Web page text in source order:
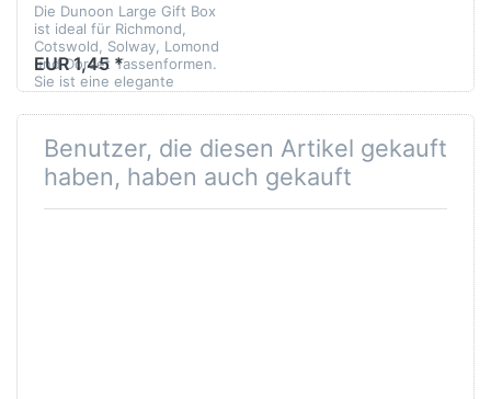
Die Dunoon Large Gift Box
ist ideal für Richmond,
Cotswold, Solway, Lomond
und Dorset Tassenformen.
Sie ist eine elegante
Geschenkbox von Dunoon,
einem Herstel…
EUR 1,45 *
Benutzer, die diesen Artikel gekauft
haben, haben auch gekauft